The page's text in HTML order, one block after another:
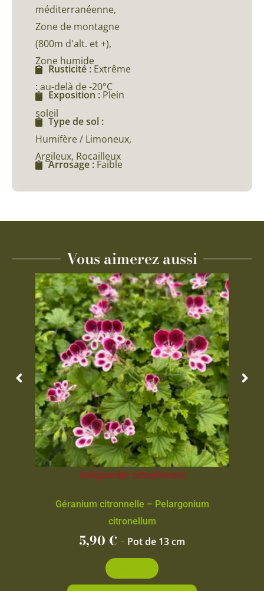
méditerranéenne,
Zone de montagne
(800m d'alt. et +),
Zone humide
Rusticité : Extrême
: au-delà de -20°C
Exposition : Plein
soleil
Type de sol :
Humifère / Limoneux,
Argileux, Rocailleux
Arrosage : Faible
Vous aimerez aussi
Indisponible actuellement
Géranium citronnelle – Pelargonium
citronellum
5,90€ - Pot de 13 cm